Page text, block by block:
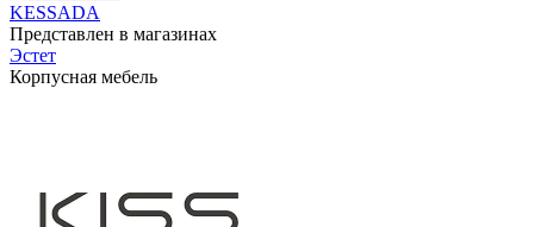
KESSADA
Представлен в магазинах
Эстет
Корпусная мебель